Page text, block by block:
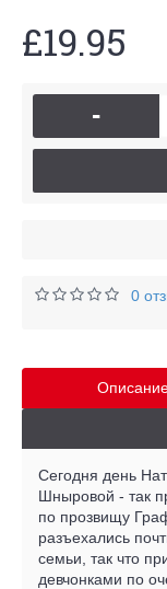
£19.95
-
0
Сегодня день
Шныровой - так
по прозвищу
разъехались
семьи, так что
девчонками по